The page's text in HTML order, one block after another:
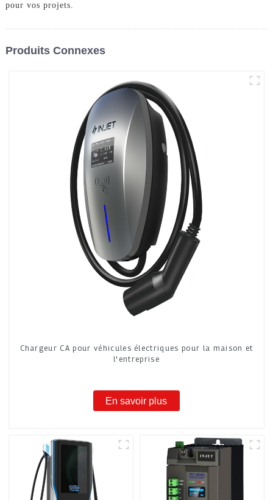
pour vos projets.
Produits Connexes
Chargeur CA pour véhicules électriques pour la maison et
l'entreprise
En savoir plus